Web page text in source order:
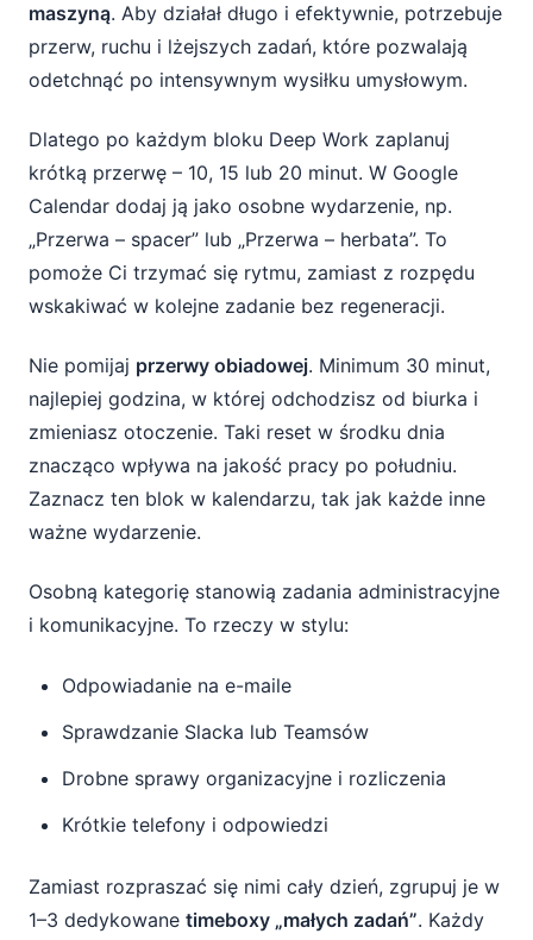
maszyną. Aby działał długo i efektywnie, potrzebuje
przerw, ruchu i lżejszych zadań, które pozwalają
odetchnąć po intensywnym wysiłku umysłowym.
Dlatego po każdym bloku Deep Work zaplanuj
krótką przerwę – 10, 15 lub 20 minut. W Google
Calendar dodaj ją jako osobne wydarzenie, np.
„Przerwa – spacer” lub „Przerwa – herbata”. To
pomoże Ci trzymać się rytmu, zamiast z rozpędu
wskakiwać w kolejne zadanie bez regeneracji.
Nie pomijaj przerwy obiadowej. Minimum 30 minut,
najlepiej godzina, w której odchodzisz od biurka i
zmieniasz otoczenie. Taki reset w środku dnia
znacząco wpływa na jakość pracy po południu.
Zaznacz ten blok w kalendarzu, tak jak każde inne
ważne wydarzenie.
Osobną kategorię stanowią zadania administracyjne
i komunikacyjne. To rzeczy w stylu:
Odpowiadanie na e-maile
Sprawdzanie Slacka lub Teamsów
Drobne sprawy organizacyjne i rozliczenia
Krótkie telefony i odpowiedzi
Zamiast rozpraszać się nimi cały dzień, zgrupuj je w
1–3 dedykowane timeboxy „małych zadań”. Każdy